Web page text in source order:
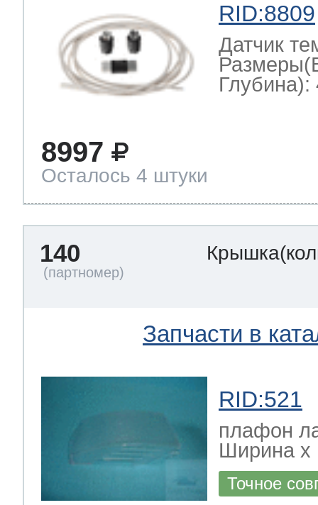
RID:8809
Датчик
Глубина):
8997
Осталось 4 штуки
140
Запчасти в
RID:521
плафон
Ширина х
Точное